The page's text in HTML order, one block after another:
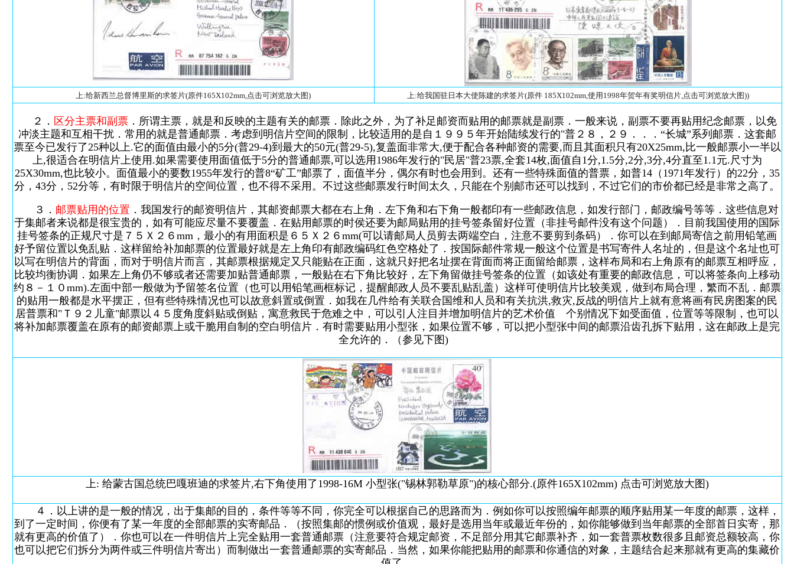
上:给新西兰总督博里斯的求签片(原件165X102mm,点击可浏览放大图) 上:给我国驻日本大使陈建的求签片(原件 185X102mm,使用1998年贺年有奖明信片,点击可浏览放大图))
２． 区分主票和副票 ．所谓主票，就是和反映的主题有关的邮票．除此之外，为了补足邮资而贴用的邮票就是副票．一般来说，副票不要再贴用纪念邮票，以免
冲淡主题和互相干扰．常用的就是普通邮票．考虑到明信片空间的限制，比较适用的是自１９９５年开始陆续发行的"普２８，２９．．．“长城”系列邮票．这套邮
票至今已发行了25种以上.它的面值由最小的5分(普29-4)到最大的50元(普29-5),复盖面非常大,便于配合各种邮资的需要,而且其面积只有20X25mm,比一般邮票小一半以
上,很适合在明信片上使用.如果需要使用面值低于5分的普通邮票,可以选用1986年发行的"民居"普23票,全套14枚,面值自1分,1.5分,2分,3分,4分直至1.1元.尺寸为
25X30mm,也比较小。面值最小的要数1955年发行的普8“矿工”邮票了，面值半分，偶尔有时也会用到。还有一些特殊面值的普票，如普14（1971年发行）的22分，35
分，43分，52分等，有时限于明信片的空间位置，也不得不采用。不过这些邮票发行时间太久，只能在个别邮市还可以找到，不过它们的市价都已经是非常之高了。
３． 邮票贴用的位置 ．我国发行的邮资明信片，其邮资邮票大都在右上角．左下角和右下角一般都印有一些邮政信息，如发行部门，邮政编号等等．这些信息对
于集邮者来说都是很宝贵的，如有可能应尽量不要覆盖．在贴用邮票的时侯还要为邮局贴用的挂号签条留好位置（非挂号邮件没有这个问题）．目前我国使用的国际
挂号签条的正规尺寸是７５Ｘ２６mm，最小的有用面积是６５Ｘ２６mm(可以请邮局人员剪去两端空白，注意不要剪到条码）．你可以在到邮局寄信之前用铅笔画
好予留位置以免乱贴．这样留给补加邮票的位置最好就是左上角印有邮政编码红色空格处了．按国际邮件常规一般这个位置是书写寄件人名址的，但是这个名址也可
以写在明信片的背面，而对于明信片而言，其邮票根据规定又只能贴在正面，这就只好把名址摆在背面而将正面留给邮票，这样布局和右上角原有的邮票互相呼应，
比较均衡协调．如果左上角仍不够或者还需要加贴普通邮票，一般贴在右下角比较好，左下角留做挂号签条的位置（如该处有重要的邮政信息，可以将签条向上移动
约８－１０mm).左面中部一般做为予留签名位置（也可以用铅笔画框标记，提醒邮政人员不要乱贴乱盖）这样可使明信片比较美观，做到布局合理，繁而不乱．邮票
的贴用一般都是水平摆正，但有些特殊情况也可以故意斜置或倒置．如我在几件给有关联合国维和人员和有关抗洪,救灾,反战的明信片上就有意将画有民房图案的民
居普票和"Ｔ９２儿童"邮票以４５度角度斜贴或倒贴，寓意救民于危难之中，可以引人注目并增加明信片的艺术价值 个别情况下如受面值，位置等等限制，也可以
将补加邮票覆盖在原有的邮资邮票上或干脆用自制的空白明信片．有时需要贴用小型张，如果位置不够，可以把小型张中间的邮票沿齿孔拆下贴用，这在邮政上是完
全允许的．（参见下图)
上: 给蒙古国总统巴嘎班迪的求签片,右下角使用了1998-16M 小型张("锡林郭勒草原")的核心部分.(原件165X102mm) 点击可浏览放大图)
４．以上讲的是一般的情况，出于集邮的目的，条件等等不同，你完全可以根据自己的思路而为．例如你可以按照编年邮票的顺序贴用某一年度的邮票，这样，
到了一定时间，你便有了某一年度的全部邮票的实寄邮品．（按照集邮的惯例或价值观，最好是选用当年或最近年份的，如你能够做到当年邮票的全部首日实寄，那
就有更高的价值了）．你也可以在一件明信片上完全贴用一套普通邮票（注意要符合规定邮资，不足部分用其它邮票补齐，如一套普票枚数很多且邮资总额较高，你
也可以把它们拆分为两件或三件明信片寄出）而制做出一套普通邮票的实寄邮品．当然，如果你能把贴用的邮票和你通信的对象，主题结合起来那就有更高的集藏价